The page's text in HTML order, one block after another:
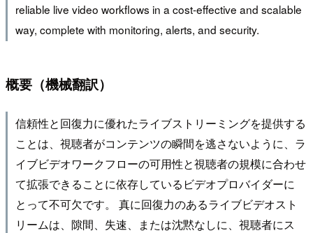
reliable live video workflows in a cost-effective and scalable
way, complete with monitoring, alerts, and security.
概要（機械翻訳）
信頼性と回復力に優れたライブストリーミングを提供する
ことは、視聴者がコンテンツの瞬間を逃さないように、ラ
イブビデオワークフローの可用性と視聴者の規模に合わせ
て拡張できることに依存しているビデオプロバイダーに
とって不可欠です。 真に回復力のあるライブビデオスト
リームは、隙間、失速、または沈黙なしに、視聴者にス